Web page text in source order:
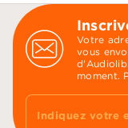
Votre
vous
moment.
Indiquez votre